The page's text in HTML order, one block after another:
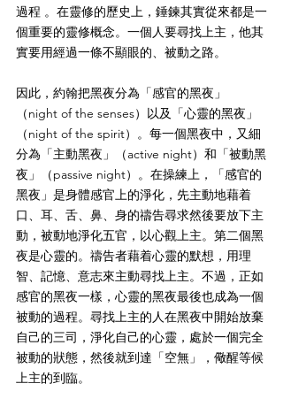
過程 。在靈修的歷史上，錘鍊其實從來都是一
個重要的靈修概念。一個人要尋找上主，他其
實要用經過一條不顯眼的、被動之路。
因此，約翰把黑夜分為「感官的黑夜」
（night of the senses）以及「心靈的黑夜」
（night of the spirit）。每一個黑夜中，又細
分為「主動黑夜」（active night）和「被動黑
夜」（passive night）。在操練上，「感官的
黑夜」是身體感官上的淨化，先主動地藉着
口、耳、舌、鼻、身的禱告尋求然後要放下主
動，被動地淨化五官，以心觀上主。第二個黑
夜是心靈的。禱告者藉着心靈的默想，用理
智、記憶、意志來主動尋找上主。不過，正如
感官的黑夜一樣，心靈的黑夜最後也成為一個
被動的過程。尋找上主的人在黑夜中開始放棄
自己的三司，淨化自己的心靈，處於一個完全
被動的狀態，然後就到達「空無」，儆醒等候
上主的到臨。